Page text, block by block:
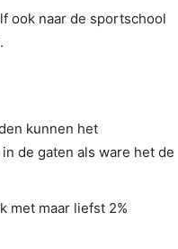
ook naar de sportschool
kunnen het
de gaten als ware het de
met maar liefst 2%